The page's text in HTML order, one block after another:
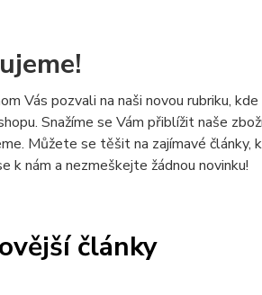
Vás pozvali na naši novou rubriku,
Snažíme se Vám přiblížit naše
Můžete se těšit na zajímavé
k nám a nezmeškejte žádnou novinku!
články